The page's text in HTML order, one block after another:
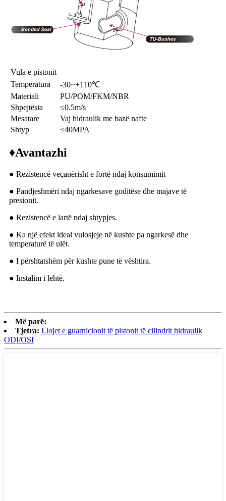
Vula e pistonit
Temperatura
-30~+110℃
Materiali
PU/POM/FKM/NBR
Shpejtësia
≤0.5m/s
Mesatare
Vaj hidraulik me bazë nafte
Shtyp
≤40MPA
♦Avantazhi
● Rezistencë veçanërisht e fortë ndaj konsumimit
● Pandjeshmëri ndaj ngarkesave goditëse dhe majave të
presionit.
● Rezistencë e lartë ndaj shtypjes.
● Ka një efekt ideal vulosjeje në kushte pa ngarkesë dhe
temperaturë të ulët.
● I përshtatshëm për kushte pune të vështira.
● Instalim i lehtë.
Më parë:
Tjetra: Llojet e guarnicionit të pistonit të cilindrit hidraulik
ODI/OSI